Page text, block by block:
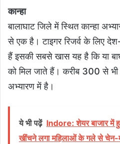
कान्हा
बालाघाट जिले में स्थित कान्हा
से एक है। टाइगर रिजर्व के लिए
हैं इसकी सबसे खास यह है कि या
को मिल जाते हैं। करीब 300 से भी
अभ्यारण में है।
ये भी पढ़ें Indore: शेयर बाजार में
खींचने लगा महिलाओं के गले से